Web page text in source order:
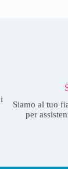
Siamo al tuo
per